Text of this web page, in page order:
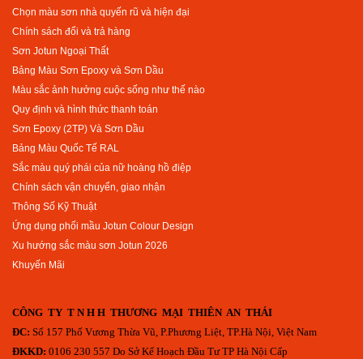
Chọn màu sơn nhà quyến rũ và hiện đại
Chính sách đổi và trả hàng
Sơn Jotun Ngoại Thất
Bảng Màu Sơn Epoxy và Sơn Dầu
Màu sắc ảnh hưởng cuộc sống như thế nào
Quy định và hình thức thanh toán
Sơn Epoxy (2TP) Và Sơn Dầu
Bảng Màu Quốc Tế RAL
Sắc màu quý phái của nữ hoàng hồ điệp
Chính sách vận chuyển, giao nhận
Thông Số Kỹ Thuật
Ứng dụng phối mầu Jotun Colour Design
Xu hướng sắc màu sơn Jotun 2026
Khuyến Mãi
CÔNG TY T N H H THƯƠNG MẠI THIÊN AN THÁI
ĐC: Số 157 Phố Vương Thừa Vũ, P.Phương Liệt, TP.Hà Nội, Việt Nam
ĐKKD: 0106 230 557 Do Sở Kế Hoạch Đầu Tư TP Hà Nội Cấp